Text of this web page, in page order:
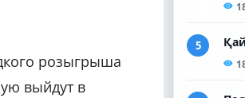
розыгрыша
выйдут в